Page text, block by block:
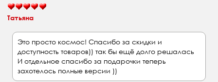
Татьяна
Это просто космос! Спасибо за скидки и
доступность товаров)) так бы ещё долго решалась
И отдельное спасибо за подарочки теперь
захотелось полные версии ))